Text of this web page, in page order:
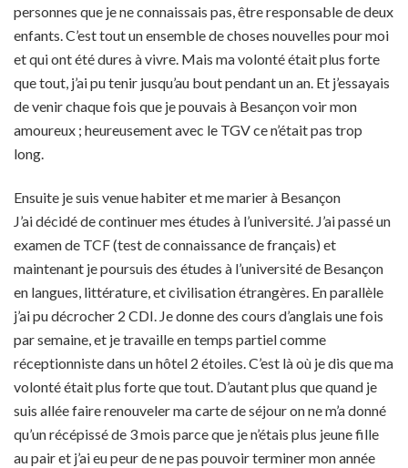
personnes que je ne connaissais pas, être responsable de deux
enfants. C’est tout un ensemble de choses nouvelles pour moi
et qui ont été dures à vivre. Mais ma volonté était plus forte
que tout, j’ai pu tenir jusqu’au bout pendant un an. Et j’essayais
de venir chaque fois que je pouvais à Besançon voir mon
amoureux ; heureusement avec le TGV ce n’était pas trop
long.
Ensuite je suis venue habiter et me marier à Besançon
J’ai décidé de continuer mes études à l’université. J’ai passé un
examen de TCF (test de connaissance de français) et
maintenant je poursuis des études à l’université de Besançon
en langues, littérature, et civilisation étrangères. En parallèle
j’ai pu décrocher 2 CDI. Je donne des cours d’anglais une fois
par semaine, et je travaille en temps partiel comme
réceptionniste dans un hôtel 2 étoiles. C’est là où je dis que ma
volonté était plus forte que tout. D’autant plus que quand je
suis allée faire renouveler ma carte de séjour on ne m’a donné
qu’un récépissé de 3 mois parce que je n’étais plus jeune fille
au pair et j’ai eu peur de ne pas pouvoir terminer mon année